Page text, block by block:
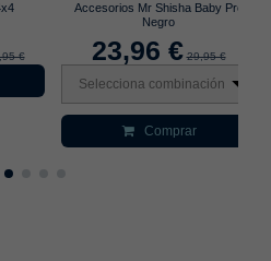
Accesorios Mr Shisha Baby Pro
Negro
23,96 € 29,95 €
Selecciona combinación
Comprar